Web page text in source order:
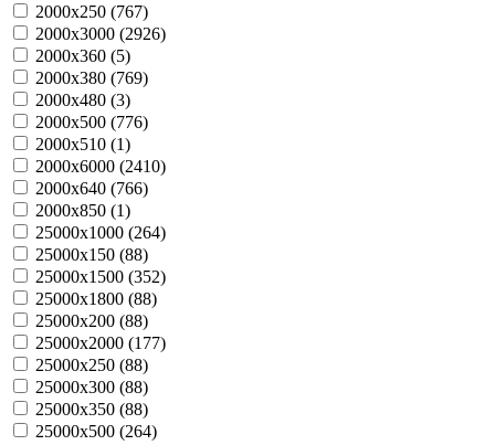
2000х250 (767)
2000х3000 (2926)
2000х360 (5)
2000х380 (769)
2000х480 (3)
2000х500 (776)
2000х510 (1)
2000х6000 (2410)
2000х640 (766)
2000х850 (1)
25000х1000 (264)
25000х150 (88)
25000х1500 (352)
25000х1800 (88)
25000х200 (88)
25000х2000 (177)
25000х250 (88)
25000х300 (88)
25000х350 (88)
25000х500 (264)